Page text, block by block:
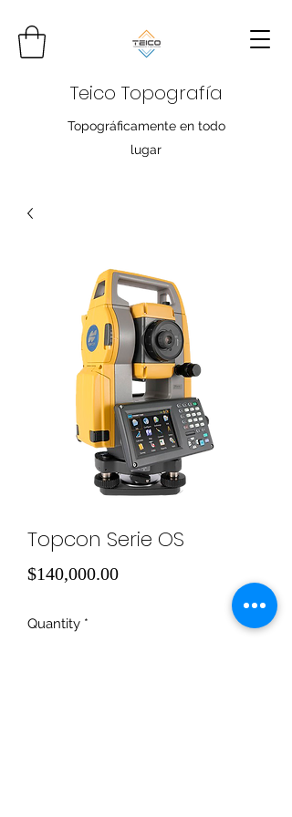
Teico Topografía
Topográficamente en todo
lugar
Topcon Serie OS
$140,000.00Price
Quantity *